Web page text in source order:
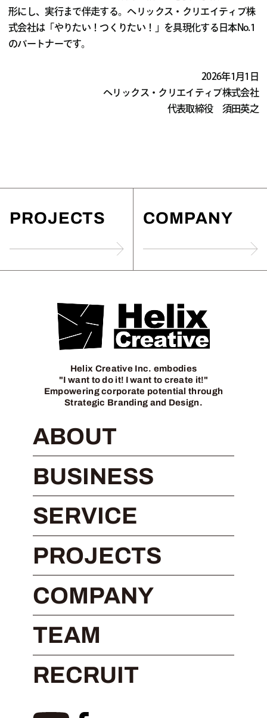
形にし、実行まで伴走する。ヘリックス・クリエイティブ株
式会社は「やりたい！つくりたい！」を具現化する日本No.1
のパートナーです。
2026年1月1日
ヘリックス・クリエイティブ株式会社
代表取締役 須田英之
PROJECTS COMPANY
Helix Creative Inc. embodies
"I want to do it! I want to create it!"
Empowering corporate potential through
Strategic Branding and Design.
ABOUT
BUSINESS
SERVICE
PROJECTS
COMPANY
TEAM
RECRUIT